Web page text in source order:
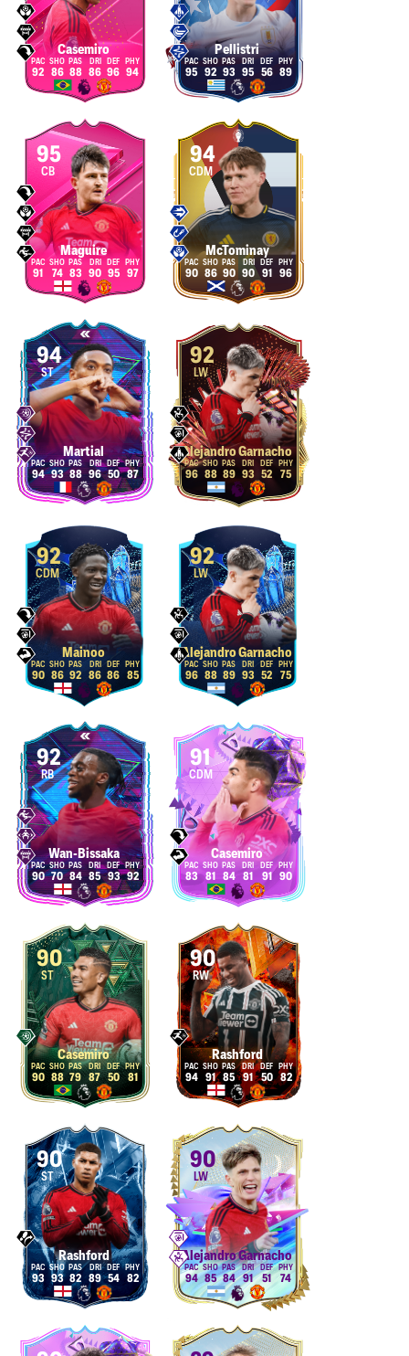
Casemiro
92 86 88 86 96 94
Pellistri
95 92 93 95 56 89
95
CB
Maguire
91 74 83 90 95 97
94
CDM
McTominay
90 86 90 90 91 96
94
ST
Martial
94 93 88 96 50 87
92
LW
Alejandro Garnacho
96 88 89 93 52 75
92
CDM
Mainoo
90 86 92 86 86 85
92
LW
Alejandro Garnacho
96 88 89 93 52 75
92
RB
Wan-Bissaka
90 70 84 85 93 92
91
CDM
Casemiro
83 81 84 81 91 90
90
ST
Casemiro
90 88 79 87 50 81
90
RW
Rashford
94 91 85 91 50 82
90
ST
Rashford
93 93 82 89 54 82
90
LW
Alejandro Garnacho
94 85 84 91 51 74